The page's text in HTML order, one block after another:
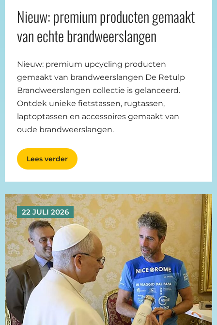
Nieuw: premium producten gemaakt
van echte brandweerslangen
Nieuw: premium upcycling producten
gemaakt van brandweerslangen De Retulp
Brandweerslangen collectie is gelanceerd.
Ontdek unieke fietstassen, rugtassen,
laptoptassen en accessoires gemaakt van
oude brandweerslangen.
Lees verder
22 JULI 2026